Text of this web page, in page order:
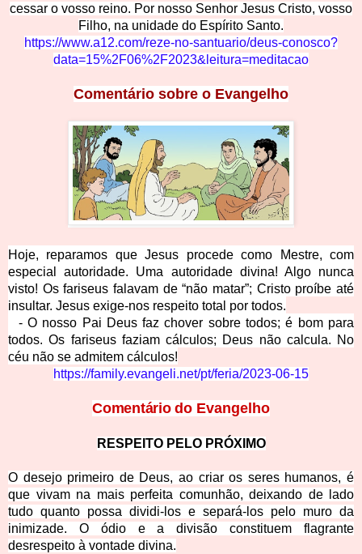
cessar o vosso reino. Por nosso Senhor Jesus Cristo, vosso
Filho, na unidade do Espírito Santo.
https://www.a12.com/reze-no-santuario/deus-conosco?
data=15%2F06%2F2023&leitura=meditacao
Comentário sobre o Evangelho
Hoje, reparamos que Jesus procede como Mestre, com
especial autoridade. Uma autoridade divina! Algo nunca
visto! Os fariseus falavam de “não matar”; Cristo proíbe até
insultar. Jesus exige-nos respeito total por todos.
- O nosso Pai Deus faz chover sobre todos; é bom para
todos. Os fariseus faziam cálculos; Deus não calcula. No
céu não se admitem cálculos!
https://family.evangeli.net/pt/feria/2023-06-15
Comentário do Evangelho
RESPEITO PELO PRÓXIMO
O desejo primeiro de Deus, ao criar os seres humanos, é
que vivam na mais perfeita comunhão, deixando de lado
tudo quanto possa dividi-los e separá-los pelo muro da
inimizade. O ódio e a divisão constituem flagrante
desrespeito à vontade divina.